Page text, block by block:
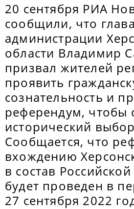
20 сентября РИА
сообщили, что глава
администрации
области Владимир
призвал жителей
проявить
сознательность и
референдум, чтобы
исторический
Сообщается, что
вхождению
в состав
будет проведен в
27 сентября 2022